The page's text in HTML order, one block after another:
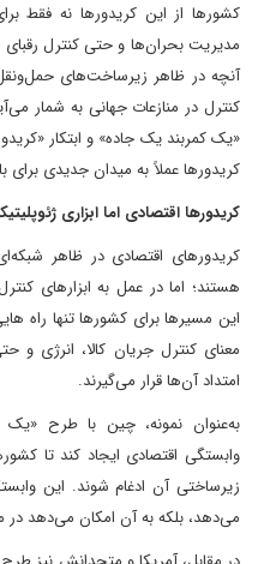
کشورها از این کریدورها نه فقط
مدیریت بحران‌ها و حتی کنترل رقبای
آنچه در ظاهر زیرساخت‌های
کنترل در منازعات جهانی به شمار
«یک کمربند یک جاده» و ابتکار
کریدورها عملاً به میدان جدیدی
کریدورها اقتصادی اما ابزاری
کریدورهای اقتصادی در ظاهر
هستند؛ اما در عمل به ابزارهای
این مسیرها برای کشورها تنها راه
معنای کنترل جریان کالا، انرژی
امتداد آن‌ها قرار می‌گیرند.
به‌عنوان نمونه، چین با طرح
وابستگی اقتصادی ایجاد کند تا
زیرساختی آن ادغام شوند. این
می‌دهد، بلکه به آن امکان می‌دهد در